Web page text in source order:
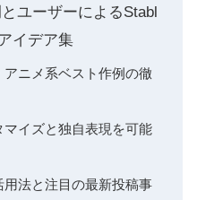
ユーザーによるStabl
イデア集
ニメ系ベスト作例の徹
マイズと独自表現を可能
法と注目の最新投稿事